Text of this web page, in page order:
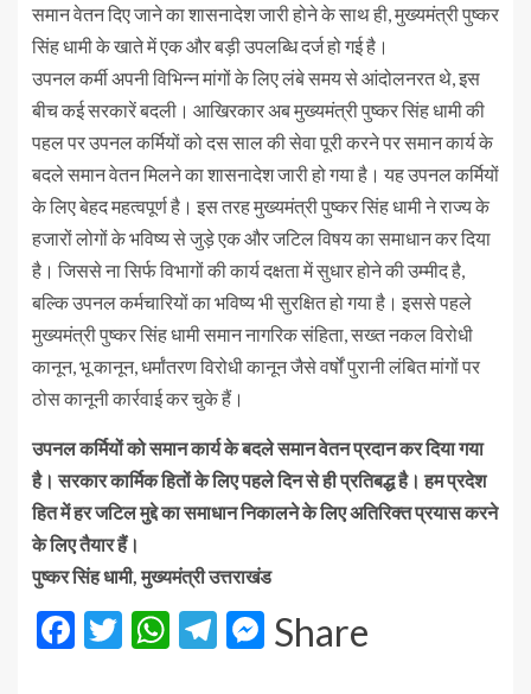
समान वेतन दिए जाने का शासनादेश जारी होने के साथ ही, मुख्यमंत्री पुष्कर
सिंह धामी के खाते में एक और बड़ी उपलब्धि दर्ज हो गई है।
उपनल कर्मी अपनी विभिन्न मांगों के लिए लंबे समय से आंदोलनरत थे, इस
बीच कई सरकारें बदली। आखिरकार अब मुख्यमंत्री पुष्कर सिंह धामी की
पहल पर उपनल कर्मियों को दस साल की सेवा पूरी करने पर समान कार्य के
बदले समान वेतन मिलने का शासनादेश जारी हो गया है। यह उपनल कर्मियों
के लिए बेहद महत्वपूर्ण है। इस तरह मुख्यमंत्री पुष्कर सिंह धामी ने राज्य के
हजारों लोगों के भविष्य से जुड़े एक और जटिल विषय का समाधान कर दिया
है। जिससे ना सिर्फ विभागों की कार्य दक्षता में सुधार होने की उम्मीद है,
बल्कि उपनल कर्मचारियों का भविष्य भी सुरक्षित हो गया है। इससे पहले
मुख्यमंत्री पुष्कर सिंह धामी समान नागरिक संहिता, सख्त नकल विरोधी
कानून, भू कानून, धर्मांतरण विरोधी कानून जैसे वर्षों पुरानी लंबित मांगों पर
ठोस कानूनी कार्रवाई कर चुके हैं।
उपनल कर्मियों को समान कार्य के बदले समान वेतन प्रदान कर दिया गया
है। सरकार कार्मिक हितों के लिए पहले दिन से ही प्रतिबद्ध है। हम प्रदेश
हित में हर जटिल मुद्दे का समाधान निकालने के लिए अतिरिक्त प्रयास करने
के लिए तैयार हैं।
पुष्कर सिंह धामी, मुख्यमंत्री उत्तराखंड
Facebook
Twitter
WhatsApp
Telegram
Messenger
Share